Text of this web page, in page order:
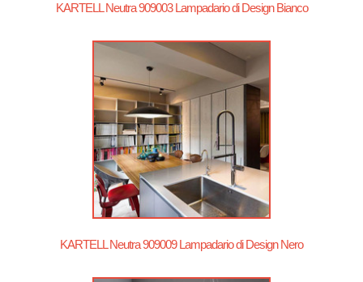
KARTELL Neutra 909003 Lampadario di Design Bianco
KARTELL Neutra 909009 Lampadario di Design Nero